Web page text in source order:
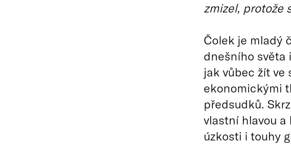
zmizel, protože
Čolek je mladý
dnešního světa
jak vůbec žít ve
ekonomickými
předsudků.
vlastní hlavou
úzkosti i touhy